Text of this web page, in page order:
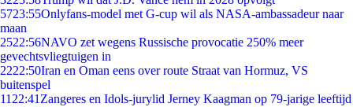
5723:55Onlyfans-model met G-cup wil als NASA-ambassadeur naar
maan
2522:56NAVO zet wegens Russische provocatie 250% meer
gevechtsvliegtuigen in
2222:50Iran en Oman eens over route Straat van Hormuz, VS
buitenspel
11 22:41 Zangeres en Idols-jurylid Jerney Kaagman op 79-jarige leeftijd